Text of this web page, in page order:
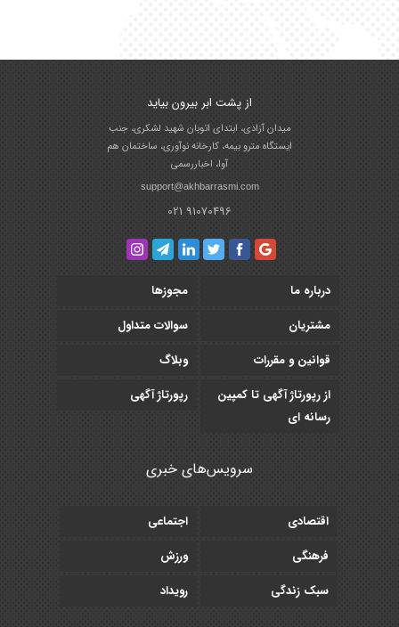
از پشت ابر بیرون بیاید
میدان آزادی، ابتدای اتوبان شهید لشکری، جنب
ایستگاه مترو بیمه، کارخانه نوآوری، ساختمان هم
آوا، اخباررسمی
support@akhbarrasmi.com
021 91070496
درباره ما
مجوزها
مشتریان
سوالات متداول
قوانین و مقررات
وبلاگ
از رپورتاژ آگهی تا کمپین
رسانه ای
رپورتاژ آگهی
سرویس‌های خبری
اقتصادی
اجتماعی
فرهنگی
ورزش
سبک زندگی
رویداد